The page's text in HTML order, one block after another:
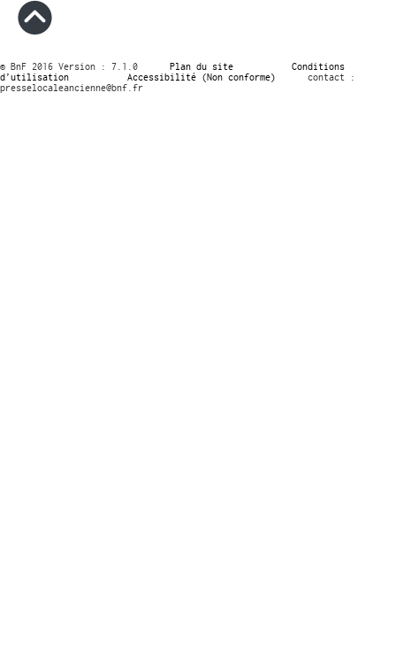
© BnF 2016 Version : 7.1.0 Plan du site
Conditions
d’utilisation
Accessibilité (Non conforme)
contact :
presselocaleancienne@bnf.fr